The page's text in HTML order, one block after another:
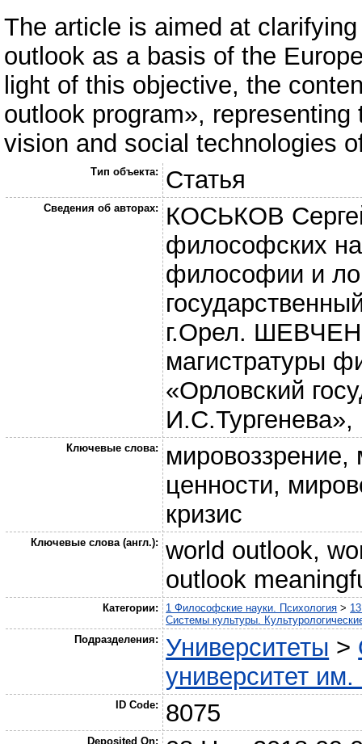
The article is aimed at
outlook as a basis of the
light of this objective, the
outlook program»,
vision and social technologies
Тип объекта: Статья
Сведения об авторах:
КОСЬКОВ
философских
философии и
г.Орел.
магистратуры
«Орловский
И.С.Тургенева»,
Ключевые слова:
мировоззрение,
ценности,
кризис
Ключевые слова (англ.):
world outlook,
outlook
Категории: 1 Философские науки. Психология >
Системы культуры.
Подразделения:
Университеты >
университет
ID Code: 8075
Deposited On: